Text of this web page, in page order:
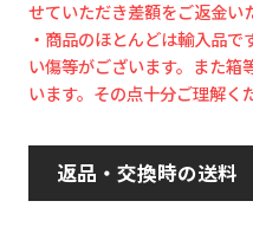
せていただき差額をご返金い
・商品のほとんどは輸入品
い傷等がございます。また箱
います。その点十分ご理解く
返品・交換時の送料